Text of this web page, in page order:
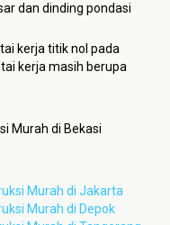
dan dinding pondasi
kerja titik nol pada
kerja masih berupa
Murah di Jakarta
Murah di Depok